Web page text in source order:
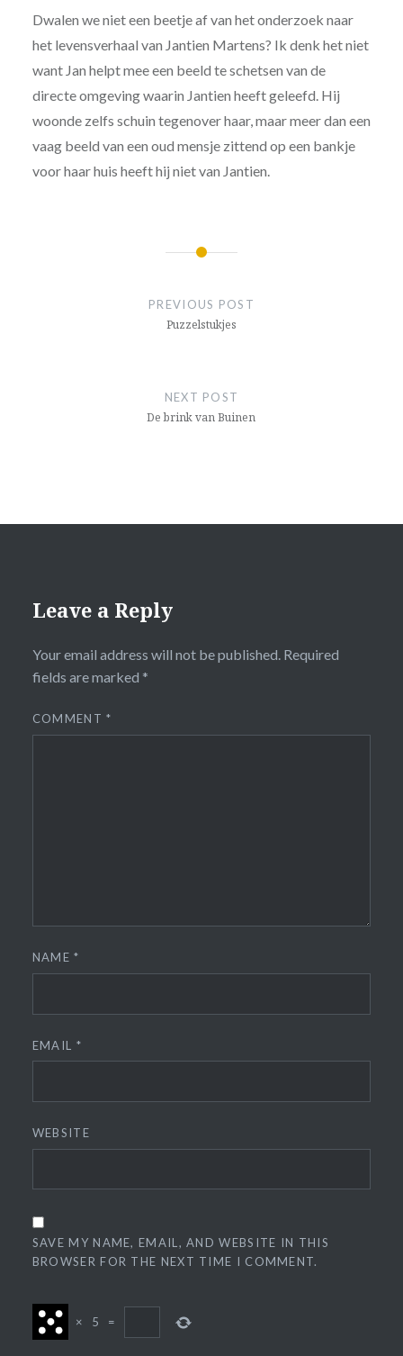
Dwalen we niet een beetje af van het onderzoek naar
het levensverhaal van Jantien Martens? Ik denk het niet
want Jan helpt mee een beeld te schetsen van de
directe omgeving waarin Jantien heeft geleefd. Hij
woonde zelfs schuin tegenover haar, maar meer dan een
vaag beeld van een oud mensje zittend op een bankje
voor haar huis heeft hij niet van Jantien.
PREVIOUS POST
Puzzelstukjes
NEXT POST
De brink van Buinen
Leave a Reply
Your email address will not be published. Required
fields are marked *
COMMENT*
NAME*
EMAIL *
WEBSITE
SAVE MY NAME, EMAIL, AND WEBSITE IN THIS
BROWSER FOR THE NEXT TIME I COMMENT.
× 5 =